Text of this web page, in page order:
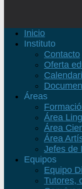
Inicio
Instituto
Contacto
Oferta
Áreas
Área
Área
Área
Jefes de
Equipos
Equipo
Tutores,